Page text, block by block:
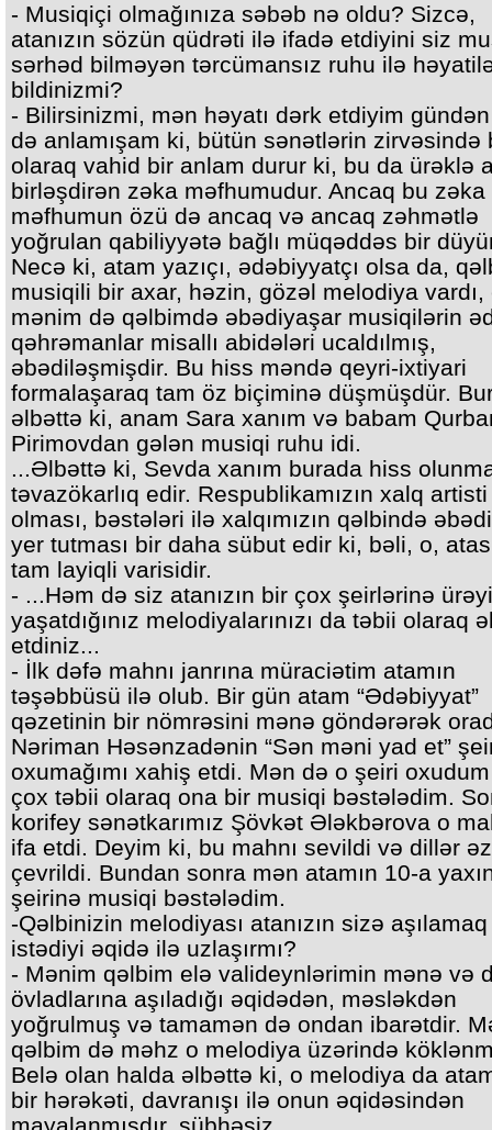
- Musiqiçi olmağınıza səbəb nə oldu? Sizcə,
atanızın sözün qüdrəti ilə ifadə etdiyini siz
sərhəd bilməyən tərcümansız ruhu ilə
bildinizmi?
- Bilirsinizmi, mən həyatı dərk etdiyim
də anlamışam ki, bütün sənətlərin zirvəsində
olaraq vahid bir anlam durur ki, bu da ürəklə
birləşdirən zəka məfhumudur. Ancaq bu zəka
məfhumun özü də ancaq və ancaq zəhmətlə
yoğrulan qabiliyyətə bağlı müqəddəs bir
Necə ki, atam yazıçı, ədəbiyyatçı olsa da,
musiqili bir axar, həzin, gözəl melodiya vardı,
mənim də qəlbimdə əbədiyaşar musiqilərin
qəhrəmanlar misallı abidələri ucaldılmış,
əbədiləşmişdir. Bu hiss məndə qeyri-ixtiyari
formalaşaraq tam öz biçiminə düşmüşdür.
əlbəttə ki, anam Sara xanım və babam
Pirimovdan gələn musiqi ruhu idi.
...Əlbəttə ki, Sevda xanım burada hiss
təvazökarlıq edir. Respublikamızın xalq artisti
olması, bəstələri ilə xalqımızın qəlbində
yer tutması bir daha sübut edir ki, bəli, o,
tam layiqli varisidir.
- ...Həm də siz atanızın bir çox şeirlərinə
yaşatdığınız melodiyalarınızı da təbii olaraq
etdiniz...
- İlk dəfə mahnı janrına müraciətim atamın
təşəbbüsü ilə olub. Bir gün atam “Ədəbiyyat”
qəzetinin bir nömrəsini mənə göndərərək
Nəriman Həsənzadənin “Sən məni yad et”
oxumağımı xahiş etdi. Mən də o şeiri
çox təbii olaraq ona bir musiqi bəstələdim.
korifey sənətkarımız Şövkət Ələkbərova o
ifa etdi. Deyim ki, bu mahnı sevildi və dillər
çevrildi. Bundan sonra mən atamın 10-a
şeirinə musiqi bəstələdim.
-Qəlbinizin melodiyası atanızın sizə aşılamaq
istədiyi əqidə ilə uzlaşırmı?
- Mənim qəlbim elə valideynlərimin mənə və
övladlarına aşıladığı əqidədən, məsləkdən
yoğrulmuş və tamamən də ondan ibarətdir.
qəlbim də məhz o melodiya üzərində
Belə olan halda əlbəttə ki, o melodiya da
bir hərəkəti, davranışı ilə onun əqidəsindən